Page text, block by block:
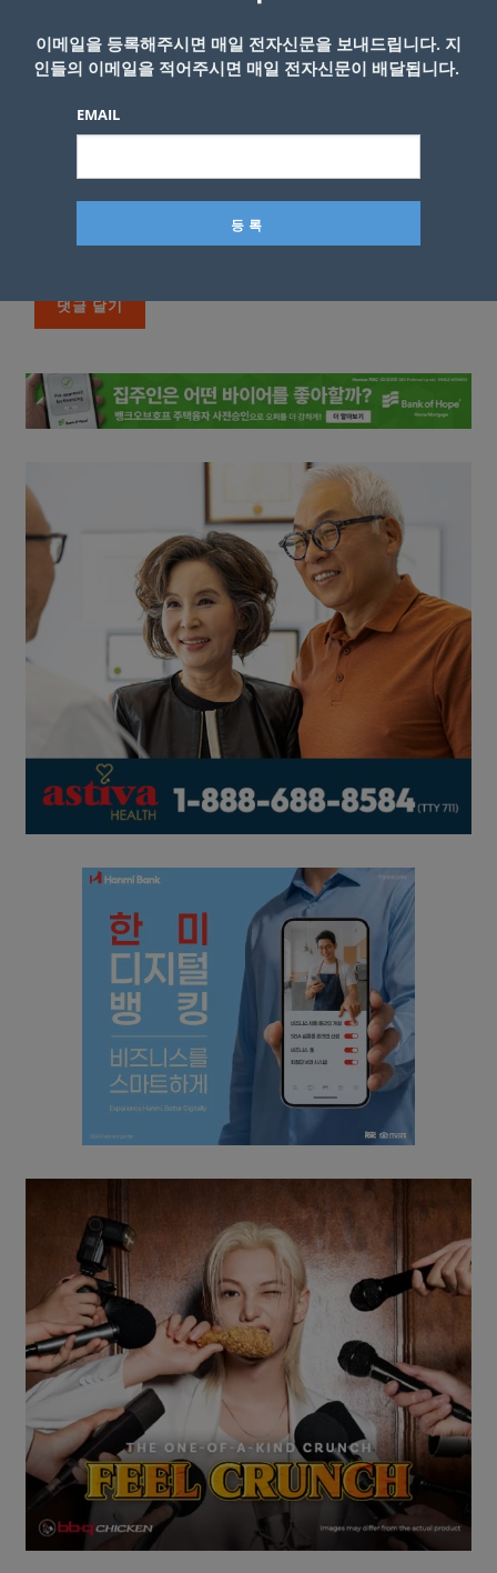
이메일을 등록해주시면 매일 전자신문을 보내드립니다. 지
인들의 이메일을 적어주시면 매일 전자신문이 배달됩니다.
EMAIL